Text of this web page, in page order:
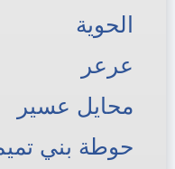
الحوية
عرعر
محايل عسير
حوطة بني تميم